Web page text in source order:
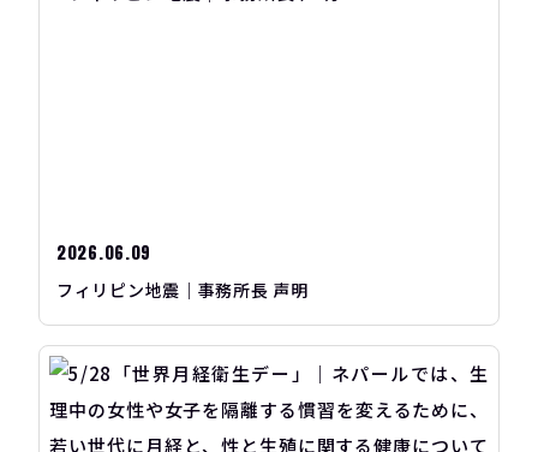
2026.06.09
フィリピン地震｜事務所長 声明